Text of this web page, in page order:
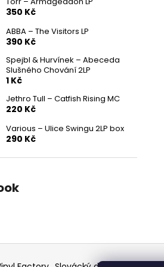
350 Kč
ABBA – The Visitors LP
390 Kč
Spejbl & Hurvínek – Abeceda
Slušného Chování 2LP
1 Kč
Jethro Tull – Catfish Rising MC
220 Kč
Various ‎– Ulice Swingu 2LP box
290 Kč